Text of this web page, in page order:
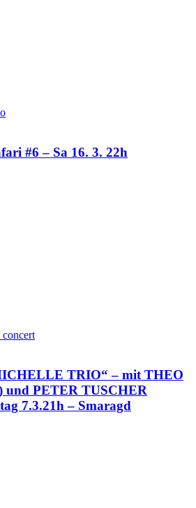
#6 – Sa 16. 3. 22h
TRIO“ – mit THEO
und PETER TUSCHER
7.3.21h – Smaragd